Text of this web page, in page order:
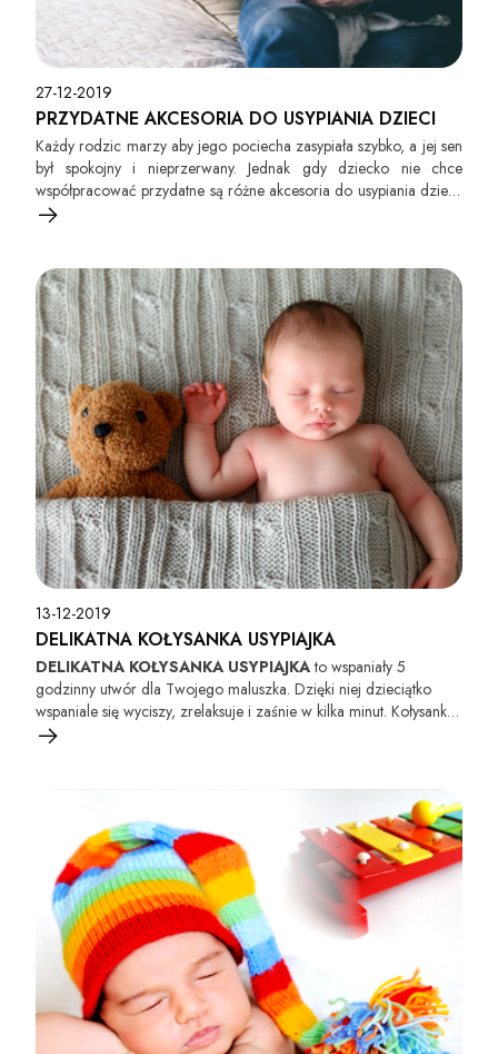
27-12-2019
PRZYDATNE AKCESORIA DO USYPIANIA DZIECI
Każdy rodzic marzy aby jego pociecha zasypiała szybko, a jej sen
był spokojny i nieprzerwany. Jednak gdy dziecko nie chce
współpracować przydatne są różne akcesoria do usypiania dzieci.
Maluszki bardzo łatwo zasypiają przy dźwiękach, które
mają specjalnie wbudowane szumy aby pomagać dzieciom
zasnąć. Jednym z takich gadżetów jest nasze Jajko Usypiajka. Ma
ono wbudowane 6 różnych dźwięków, przy których dzieci
uwielbiają zasypiać.
13-12-2019
DELIKATNA KOŁYSANKA USYPIAJKA
DELIKATNA KOŁYSANKA USYPIAJKAto wspaniały 5
godzinny utwór dla Twojego maluszka. Dzięki niej dzieciątko
wspaniale się wyciszy, zrelaksuje i zaśnie w kilka minut. Kołysanka
ta wspaniale rozwija dziecko pod wieloma względami takimi jak